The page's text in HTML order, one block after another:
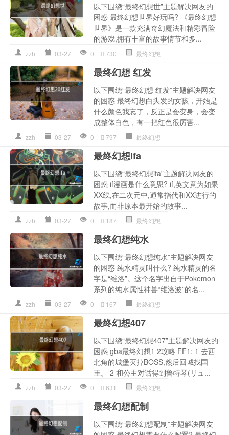
以下围绕“最终幻想世”主题解决网友的
困惑 最终幻想世界好玩吗? 《最终幻想
世界》是一款充满奇幻魔法和精彩冒险
的游戏,拥有丰富的故事情节和多...
zzh 03-27 0 730 最终幻想
最终幻想 红发
以下围绕“最终幻想 红发”主题解决网友
的困惑 最终幻想白头发的女孩，开始是
什么颜色我忘了，反正是会变身，会变
成整体白色，有一把红色很厉害...
zzh 03-27 0 797 最终幻想
最终幻想ifa
以下围绕“最终幻想ifa”主题解决网友的
困惑 if漫画是什么意思? if,英文意为如果
XX线,在二次元中,通常指代和XX进行的
故事,而非原本最开始的故事...
zzh 03-27 0 187 最终幻想
最终幻想纯水
以下围绕“最终幻想纯水”主题解决网友
的困惑 纯水精灵叫什么? 纯水精灵的名
字是“维洛”。这个名字出自于Pokemon
系列的纯水属性神兽“维洛波”的名...
zzh 03-27 0 167 最终幻想
最终幻想407
以下围绕“最终幻想407”主题解决网友的
困惑 gba最终幻想1 2攻略 FF1: 1 去西
北角的城堡灭掉BOSS,然后回城找国
王。 2 和公主对话得到鲁特琴(リュ...
zzh 03-27 0 631 最终幻想
最终幻想配制
以下围绕“最终幻想配制”主题解决网友